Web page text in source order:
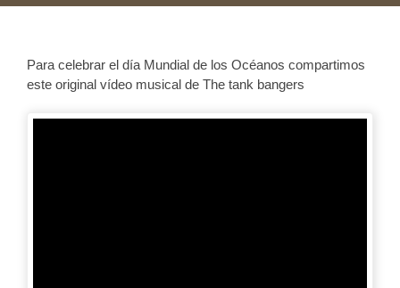
Para celebrar el día Mundial de los Océanos compartimos
este original vídeo musical de The tank bangers